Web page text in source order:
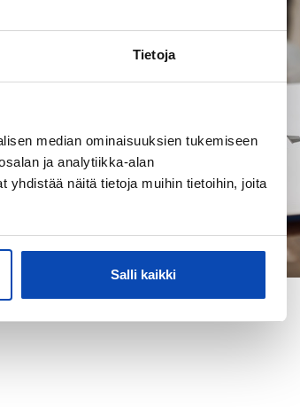
Tietoja
median ominaisuuksien tukemiseen
ja analytiikka-alan
yhdistää näitä tietoja muihin tietoihin, joita
Salli kaikki